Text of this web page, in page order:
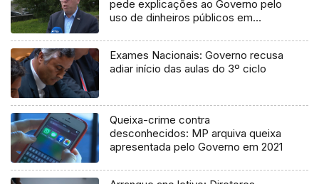
pede explicações ao Governo pelo
uso de dinheiros públicos em
Exames Nacionais: Governo recusa
adiar início das aulas do 3º ciclo
Queixa-crime contra
desconhecidos: MP arquiva queixa
apresentada pelo Governo em 2021